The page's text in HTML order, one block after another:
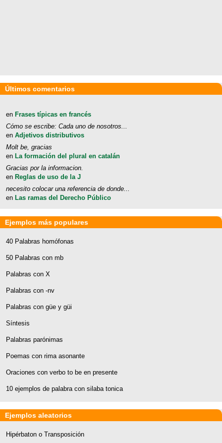
Últimos comentarios
en Frases típicas en francés
Cómo se escribe: Cada uno de nosotros...
en Adjetivos distributivos
Molt be, gracias
en La formación del plural en catalán
Gracias por la informacion.
en Reglas de uso de la J
necesito colocar una referencia de donde...
en Las ramas del Derecho Público
Ejemplos más populares
40 Palabras homófonas
50 Palabras con mb
Palabras con X
Palabras con -nv
Palabras con güe y güi
Síntesis
Palabras parónimas
Poemas con rima asonante
Oraciones con verbo to be en presente
10 ejemplos de palabra con silaba tonica
Ejemplos aleatorios
Hipérbaton o Transposición